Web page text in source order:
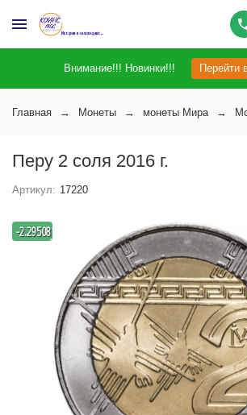
Внимание!!! Новинки!!! Перейти
Главная Монеты монеты Мира
Перу 2 соля 2016 г.
Артикул: 17220
-
-2.2950819672131
%